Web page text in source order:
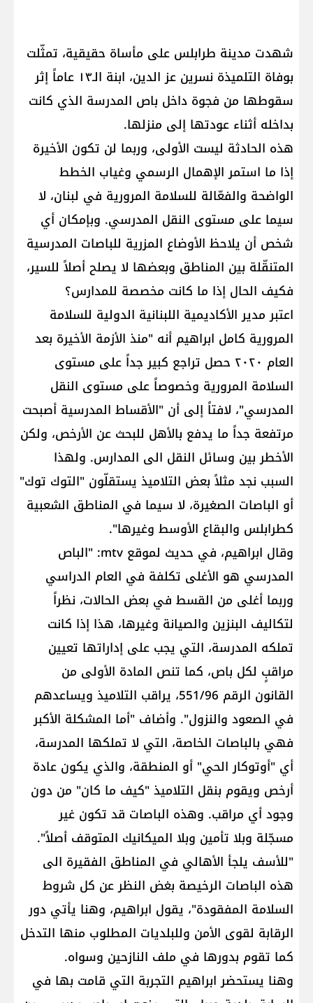
شهدت مدينة طرابلس على مأساة حقيقية، تمثّلت
بوفاة التلميذة نسرين عز الدين، ابنة الـ١٣ عاماً إثر
سقوطها من فجوة داخل باص المدرسة الذي كانت
بداخله أثناء عودتها إلى منزلها.
هذه الحادثة ليست الأولى، وربما لن تكون الأخيرة
إذا ما استمر الإهمال الرسمي وغياب الخطط
الواضحة والفعّالة للسلامة المرورية في لبنان، لا
سيما على مستوى النقل المدرسي. وبإمكان أي
شخص أن يلاحظ الأوضاع المزرية للباصات المدرسية
المتنقّلة بين المناطق وبعضها لا يصلح أصلاً للسير،
فكيف الحال إذا ما كانت مخصصة للمدارس؟
اعتبر مدير الأكاديمية اللبنانية الدولية للسلامة
المرورية كامل ابراهيم أنه "منذ الأزمة الأخيرة بعد
العام ٢٠٢٠ حصل تراجع كبير جداً على مستوى
السلامة المرورية وخصوصاً على مستوى النقل
المدرسي"، لافتاً إلى أن "الأقساط المدرسية أصبحت
مرتفعة جداً ما يدفع بالأهل للبحث عن الأرخص، ولكن
الأخطر بين وسائل النقل الى المدارس. ولهذا
السبب نجد مثلاً بعض التلاميذ يستقلّون "التوك توك"
أو الباصات الصغيرة، لا سيما في المناطق الشعبية
كطرابلس والبقاع الأوسط وغيرها".
وقال ابراهيم، في حديث لموقع mtv: "الباص
المدرسي هو الأغلى تكلفة في العام الدراسي
وربما أغلى من القسط في بعض الحالات، نظراً
لتكاليف البنزين والصيانة وغيرها، هذا إذا كانت
تملكه المدرسة، التي يجب على إداراتها تعيين
مراقبٍ لكل باص، كما تنص المادة الأولى من
القانون الرقم 551/96، يراقب التلاميذ ويساعدهم
في الصعود والنزول". وأضاف "أما المشكلة الأكبر
فهي بالباصات الخاصة، التي لا تملكها المدرسة،
أي "أوتوكار الحي" أو المنطقة، والذي يكون عادة
أرخص ويقوم بنقل التلاميذ "كيف ما كان" من دون
وجود أي مراقب. وهذه الباصات قد تكون غير
مسجّلة وبلا تأمين وبلا الميكانيك المتوقف أصلاً".
"للأسف يلجأ الأهالي في المناطق الفقيرة الى
هذه الباصات الرخيصة بغض النظر عن كل شروط
السلامة المفقودة"، يقول ابراهيم، وهنا يأتي دور
الرقابة لقوى الأمن وللبلديات المطلوب منها التدخل
كما تقوم بدورها في ملف النازحين وسواه.
وهنا يستحضر ابراهيم التجربة التي قامت بها في